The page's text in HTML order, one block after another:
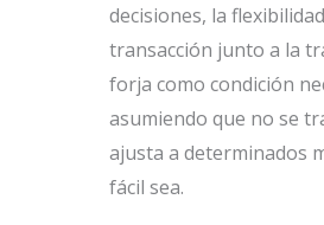
decisiones, la
transacción junto a la
forja como condición
asumiendo que no se
ajusta a determinados
fácil sea.